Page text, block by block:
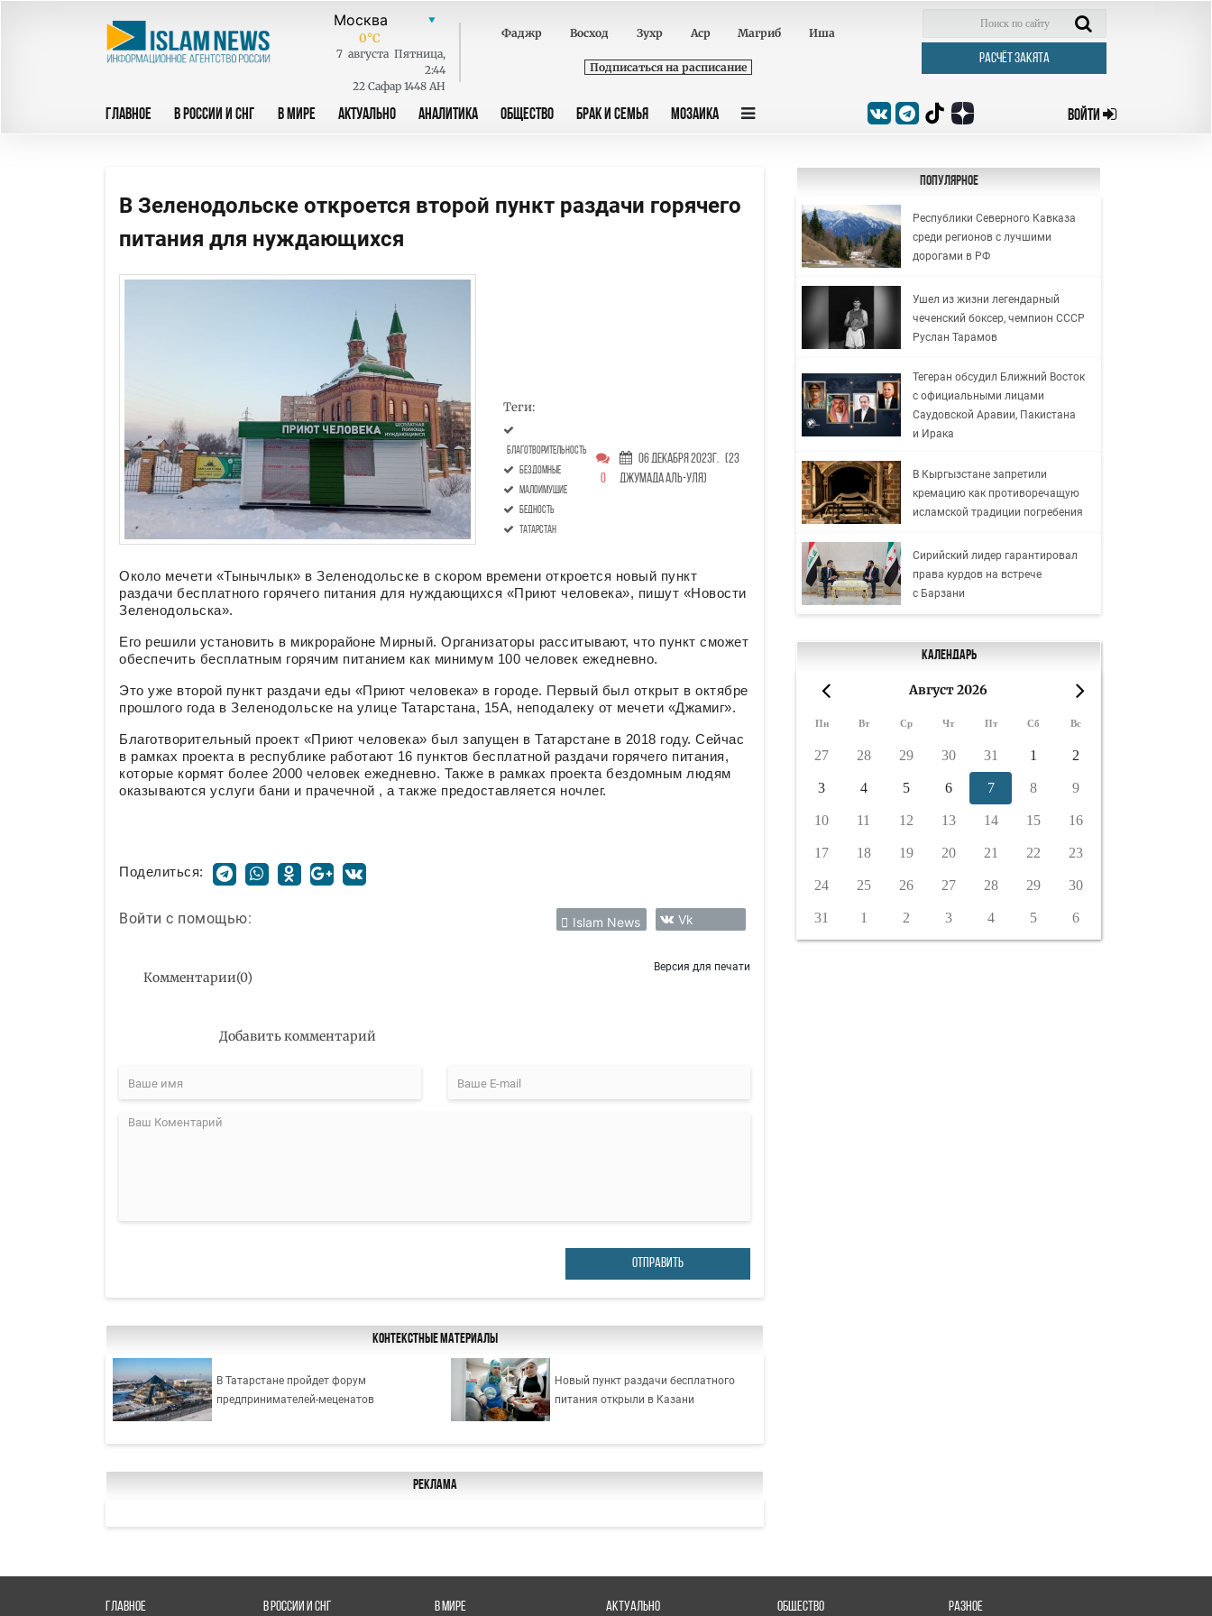
0°C
7 августа Пятница,
2:44
22 Сафар 1448 AH
Фаджр Восход Зухр Аср Магриб Иша
Подписаться на расписание
РАСЧЁТ ЗАКЯТА
ГЛАВНОЕ В РОССИИ И СНГ В МИРЕ АКТУАЛЬНО АНАЛИТИКА ОБЩЕСТВО БРАК И СЕМЬЯ МОЗАИКА ВОЙТИ
В Зеленодольске откроется второй пункт раздачи горячего
питания для нуждающихся
Теги:
благотворительность
бездомные
малоимущие
бедность
Татарстан
0
06 Декабря 2023г. (23
Джумада аль-уля)
Около мечети «Тынычлык» в Зеленодольске в скором времени откроется новый пункт
раздачи бесплатного горячего питания для нуждающихся «Приют человека», пишут «Новости
Зеленодольска».
Его решили установить в микрорайоне Мирный. Организаторы расситывают, что пункт сможет
обеспечить бесплатным горячим питанием как минимум 100 человек ежедневно.
Это уже второй пункт раздачи еды «Приют человека» в городе. Первый был открыт в октябре
прошлого года в Зеленодольске на улице Татарстана, 15А, неподалеку от мечети «Джамиг».
Благотворительный проект «Приют человека» был запущен в Татарстане в 2018 году. Сейчас
в рамках проекта в республике работают 16 пунктов бесплатной раздачи горячего питания,
которые кормят более 2000 человек ежедневно. Также в рамках проекта бездомным людям
оказываются услуги бани и прачечной , а также предоставляется ночлег.
Поделиться:
Войти с помощью: Islam News Vk
Комментарии(0)
Версия для печати
Добавить комментарий
ОТПРАВИТЬ
Контекстные материалы
В Татарстане пройдет форум
предпринимателей-меценатов
Новый пункт раздачи бесплатного
питания открыли в Казани
Реклама
Популярное
Республики Северного Кавказа
среди регионов с лучшими
дорогами в РФ
Ушел из жизни легендарный
чеченский боксер, чемпион СССР
Руслан Тарамов
Тегеран обсудил Ближний Восток
с официальными лицами
Саудовской Аравии, Пакистана
и Ирака
В Кыргызстане запретили
кремацию как противоречащую
исламской традиции погребения
Сирийский лидер гарантировал
права курдов на встрече
с Барзани
Календарь
Август 2026
Пн Вт Ср Чт Пт Сб Вс
27 28 29 30 31 1 2
3 4 5 6 7 8 9
10 11 12 13 14 15 16
17 18 19 20 21 22 23
24 25 26 27 28 29 30
31 1 2 3 4 5 6
ГЛАВНОЕ В РОССИИ И СНГ В МИРЕ АКТУАЛЬНО ОБЩЕСТВО РАЗНОЕ